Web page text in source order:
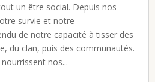
un être social. Depuis nos
survie et notre
de notre capacité à tisser des
du clan, puis des communautés.
nos...